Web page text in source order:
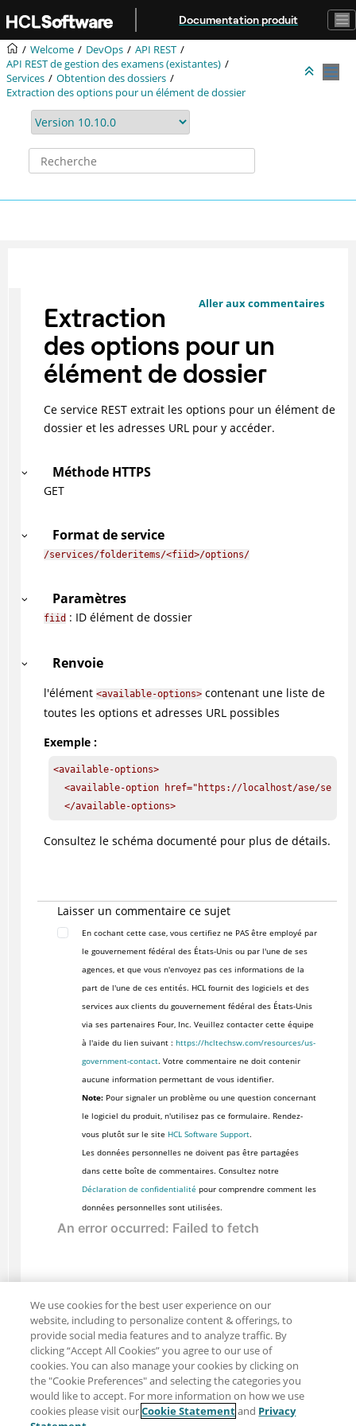
Aller au contenu principal
Documentation produit
Welcome DevOps
API REST
API REST de gestion des examens (existantes)
Services
Obtention des dossiers
Extraction des options pour un élément de dossier
Aller aux commentaires
Extraction
des options pour un
élément de dossier
Ce service REST extrait les options pour un élément de
dossier et les adresses URL pour y accéder.
Méthode HTTPS
GET
Format de service
/services/folderitems/<fiid>/options/
Paramètres
fiid: ID élément de dossier
Renvoie
l'élément <available-options>contenant une liste de
toutes les options et adresses URL possibles
Exemple :
<available-options>
<available-option href="https://localhost/ase/
  </available-options>
Consultez le schéma documenté pour plus de détails.
Laisser un commentaire ce sujet
En cochant cette case, vous certifiez ne PAS être employé par
le gouvernement fédéral des États-Unis ou par l'une de ses
agences, et que vous n'envoyez pas ces informations de la
part de l'une de ces entités. HCL fournit des logiciels et des
services aux clients du gouvernement fédéral des États-Unis
via ses partenaires Four, Inc. Veuillez contacter cette équipe
à l'aide du lien suivant : https://hcltechsw.com/resources/us-
government-contact. Votre commentaire ne doit contenir
aucune information permettant de vous identifier.
Note:Pour signaler un problème ou une question concernant
le logiciel du produit, n'utilisez pas ce formulaire. Rendez-
vous plutôt sur le site HCL Software Support.
Les données personnelles ne doivent pas être partagées
dans cette boîte de commentaires. Consultez notre
Déclaration de confidentialité pour comprendre comment les
données personnelles sont utilisées.
Partager : Courriel Twitter
We use cookies for the best user experience on our
website, including to personalize content & offerings, to
provide social media features and to analyze traffic. By
clicking “Accept All Cookies” you agree to our use of
cookies. You can also manage your cookies by clicking on
the "Cookie Preferences" and selecting the categories you
would like to accept. For more information on how we use
cookies please visit ourCookie Statementand Privacy